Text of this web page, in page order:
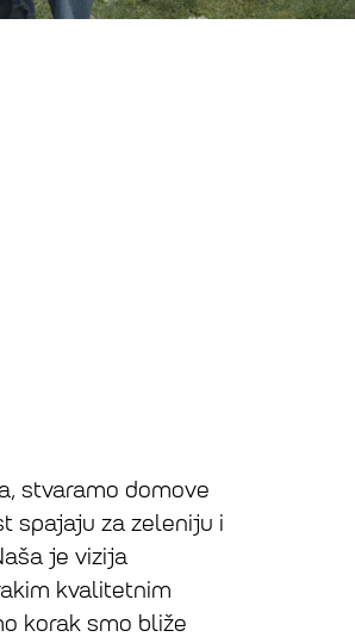
stvaramo domove
spajaju za zeleniju i
je vizija
kvalitetnim
korak smo bliže